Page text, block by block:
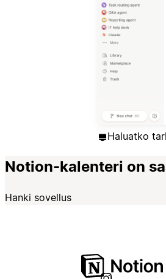
Haluatko
Notion-kalenteri on
Hanki sovellus